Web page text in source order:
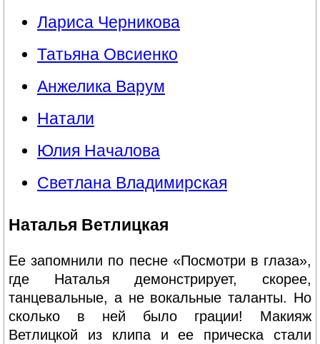
Лариса Черникова
Татьяна Овсиенко
Анжелика Варум
Натали
Юлия Началова
Светлана Владимирская
Наталья Ветлицкая
Ее запомнили по песне «Посмотри в глаза»,
где Наталья демонстрирует, скорее,
танцевальные, а не вокальные таланты. Но
сколько в ней было грации! Макияж
Ветлицкой из клипа и ее прическа стали